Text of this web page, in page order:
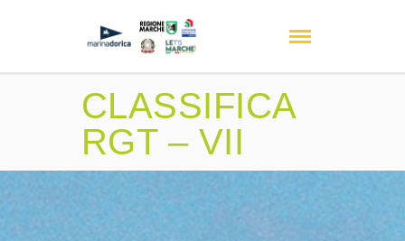
CLASSIFICA
RGT – VII